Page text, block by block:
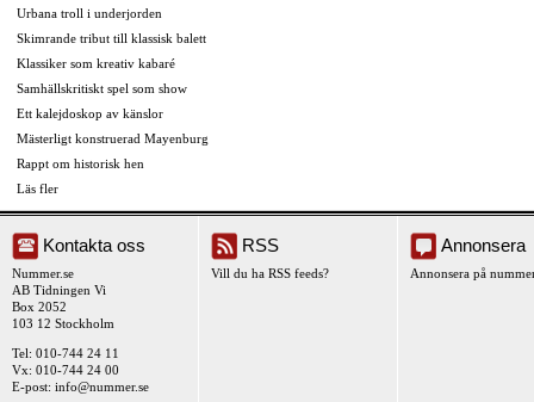
Urbana troll i underjorden
Skimrande tribut till klassisk balett
Klassiker som kreativ kabaré
Samhällskritiskt spel som show
Ett kalejdoskop av känslor
Mästerligt konstruerad Mayenburg
Rappt om historisk hen
Läs fler
Kontakta oss
Nummer.se
AB Tidningen Vi
Box 2052
103 12 Stockholm
Tel: 010-744 24 11
Vx: 010-744 24 00
E-post: info@nummer.se
RSS
Vill du ha RSS feeds?
Annonsera
Annonsera på